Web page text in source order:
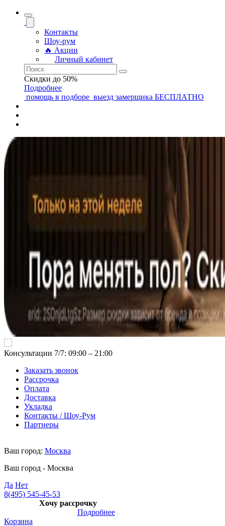
Контакты
Шоу-рум
🔥 Акции
Личный кабинет
Скидки до 50%
Подробнее
помощь в подборе выезд замерщика БЕСПЛАТНО
Консультации 7/7: 09:00 ‒ 21:00
Заказать звонок
Рассрочка
Оплата
Доставка
Укладка
Контакты / Шоу-Рум
Партнеры
Ваш город: Москва
Ваш город - Москва
Да Нет
8(495) 545-45-53
Хочу рассрочку
Подробнее
Корзина